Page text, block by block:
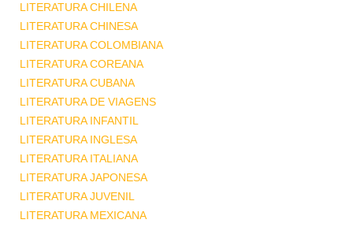
LITERATURA CHILENA
LITERATURA CHINESA
LITERATURA COLOMBIANA
LITERATURA COREANA
LITERATURA CUBANA
LITERATURA DE VIAGENS
LITERATURA INFANTIL
LITERATURA INGLESA
LITERATURA ITALIANA
LITERATURA JAPONESA
LITERATURA JUVENIL
LITERATURA MEXICANA